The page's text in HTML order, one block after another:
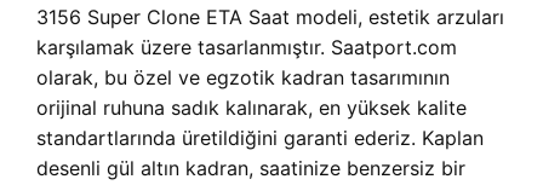
3156 Super Clone ETA Saat modeli, estetik arzuları
karşılamak üzere tasarlanmıştır. Saatport.com
olarak, bu özel ve egzotik kadran tasarımının
orijinal ruhuna sadık kalınarak, en yüksek kalite
standartlarında üretildiğini garanti ederiz. Kaplan
desenli gül altın kadran, saatinize benzersiz bir